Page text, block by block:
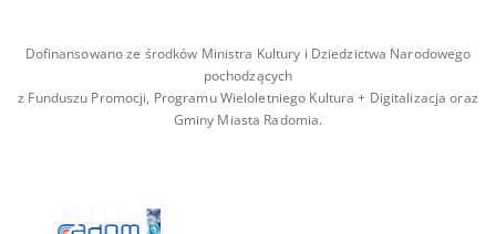
Dofinansowano ze środków Ministra Kultury i Dziedzictwa Narodowego
pochodzących
z Funduszu Promocji, Programu Wieloletniego Kultura + Digitalizacja oraz
Gminy Miasta Radomia.